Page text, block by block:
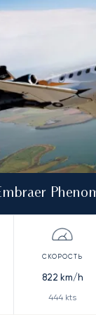
822 km/h
444 kts